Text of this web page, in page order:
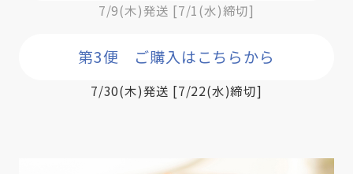
7/9(木)発送 [7/1(水)締切]
第3便 ご購入はこちらから
7/30(木)発送 [7/22(水)締切]